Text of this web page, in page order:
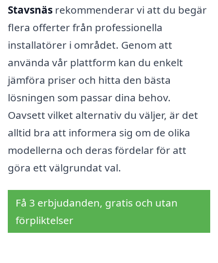
Stavsnäs rekommenderar vi att du begär
flera offerter från professionella
installatörer i området. Genom att
använda vår plattform kan du enkelt
jämföra priser och hitta den bästa
lösningen som passar dina behov.
Oavsett vilket alternativ du väljer, är det
alltid bra att informera sig om de olika
modellerna och deras fördelar för att
göra ett välgrundat val.
Få 3 erbjudanden, gratis och utan
förpliktelser